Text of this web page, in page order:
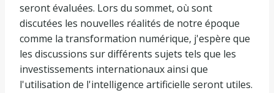
seront évaluées. Lors du sommet, où sont
discutées les nouvelles réalités de notre époque
comme la transformation numérique, j'espère que
les discussions sur différents sujets tels que les
investissements internationaux ainsi que
l'utilisation de l'intelligence artificielle seront utiles.